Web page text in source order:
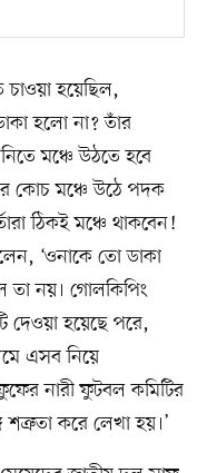
হয়েছিল,
হলো না? তাঁর
মঞ্চে উঠতে হবে
কোচ মঞ্চে উঠে পদক
ঠিকই মঞ্চে থাকবেন!
‘ওনাকে তো ডাকা
তা নয়। গোলকিপিং
হয়েছে পরে,
এসব নিয়ে
নারী ফুটবল কমিটির
করে লেখা হয়।’